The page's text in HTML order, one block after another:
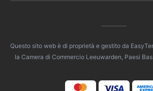
Questo sito web è di proprietà e gestito da
la Camera di Commercio Leeuwarden, Paesi